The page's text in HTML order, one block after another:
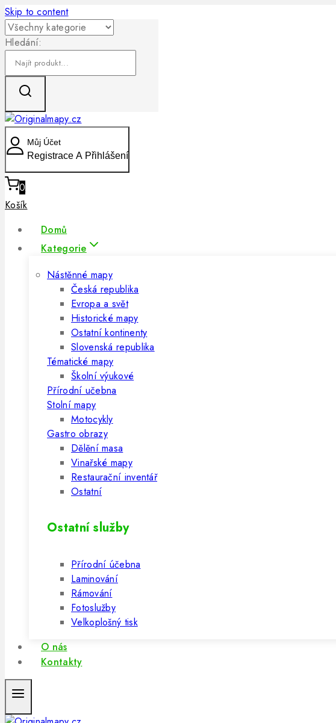
Skip to content
Hledání:
Můj Účet
Registrace A Přihlášení
0
Košík
Domů
Kategorie
Nástěnné mapy
Česká republika
Evropa a svět
Historické mapy
Ostatní kontinenty
Slovenská republika
Tématické mapy
Školní výukové
Přírodní učebna
Stolní mapy
Motocykly
Gastro obrazy
Dělění masa
Vinařské mapy
Restaurační inventář
Ostatní
Ostatní služby
Přírodní účebna
Laminování
Rámování
Fotoslužby
Velkoplošný tisk
O nás
Kontakty